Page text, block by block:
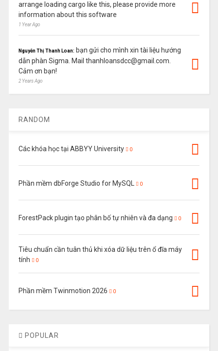
arrange loading cargo like this, please provide more
information about this software
1 Year Ago
Nguyễn Thị Thanh Loan: bạn gửi cho mình xin tài liệu hướng
dẫn phàn Sigma. Mail thanhloansdcc@gmail.com.
Cảm ơn bạn!
2 Years Ago
RANDOM
Các khóa học tại ABBYY University 0
Phần mềm dbForge Studio for MySQL 0
ForestPack plugin tạo phân bố tự nhiên và đa dạng 0
Tiêu chuẩn cần tuân thủ khi xóa dữ liệu trên ổ đĩa máy
tính
0
Phần mềm Twinmotion 2026 0
POPULAR